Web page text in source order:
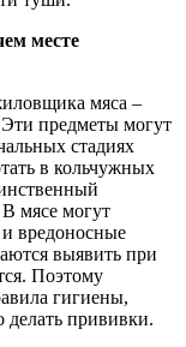
месте
мяса –
предметы могут
стадиях
в кольчужных
мясе могут
вредоносные
выявить при
Поэтому
гигиены,
делать прививки.